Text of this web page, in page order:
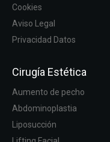
Cookies
Aviso Legal
Privacidad Datos
Cirugía Estética
Aumento de pecho
Abdominoplastia
Liposucción